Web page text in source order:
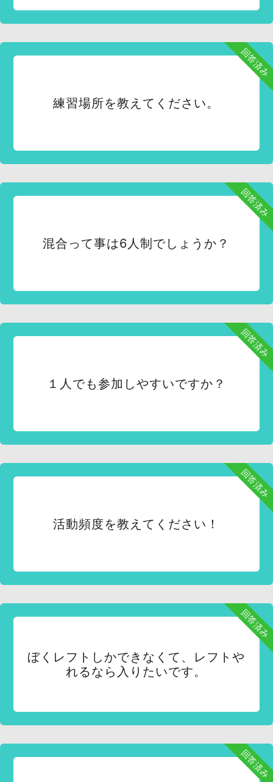
回答済み
練習場所を教えてください。
回答済み
混合って事は6人制でしょうか？
回答済み
１人でも参加しやすいですか？
回答済み
活動頻度を教えてください！
回答済み
ぼくレフトしかできなくて、レフトや
れるなら入りたいです。
回答済み